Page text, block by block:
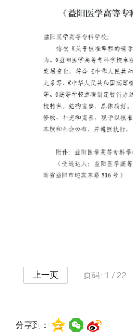
上一页 页码: 1 / 22
分享到：